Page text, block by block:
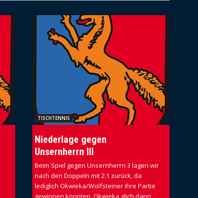
TISCHTENNIS
Niederlage gegen
Unsernherrn III
Beim Spiel gegen Unsernherrn 3 lagen wir
nach den Doppeln mit 2:1 zurück, da
lediglich Okwieka/Wolfsteiner ihre Partie
gewinnen konnten. Okwieka glich dann